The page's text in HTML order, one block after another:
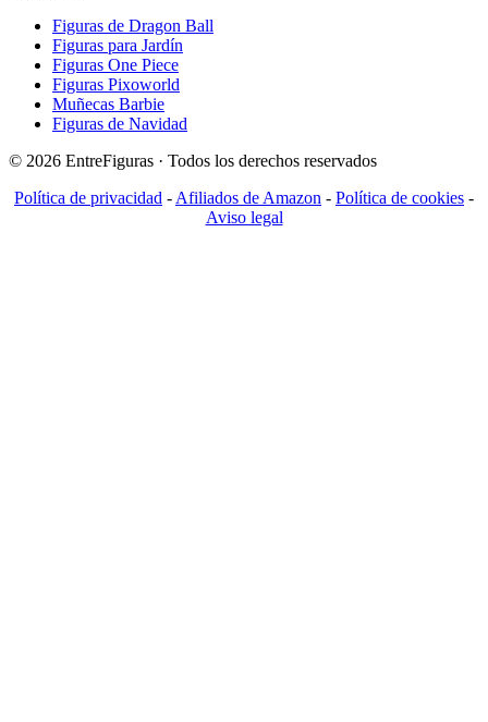
Figuras de Dragon Ball
Figuras para Jardín
Figuras One Piece
Figuras Pixoworld
Muñecas Barbie
Figuras de Navidad
© 2026 EntreFiguras · Todos los derechos reservados
Política de privacidad - Afiliados de Amazon - Política de cookies -
Aviso legal